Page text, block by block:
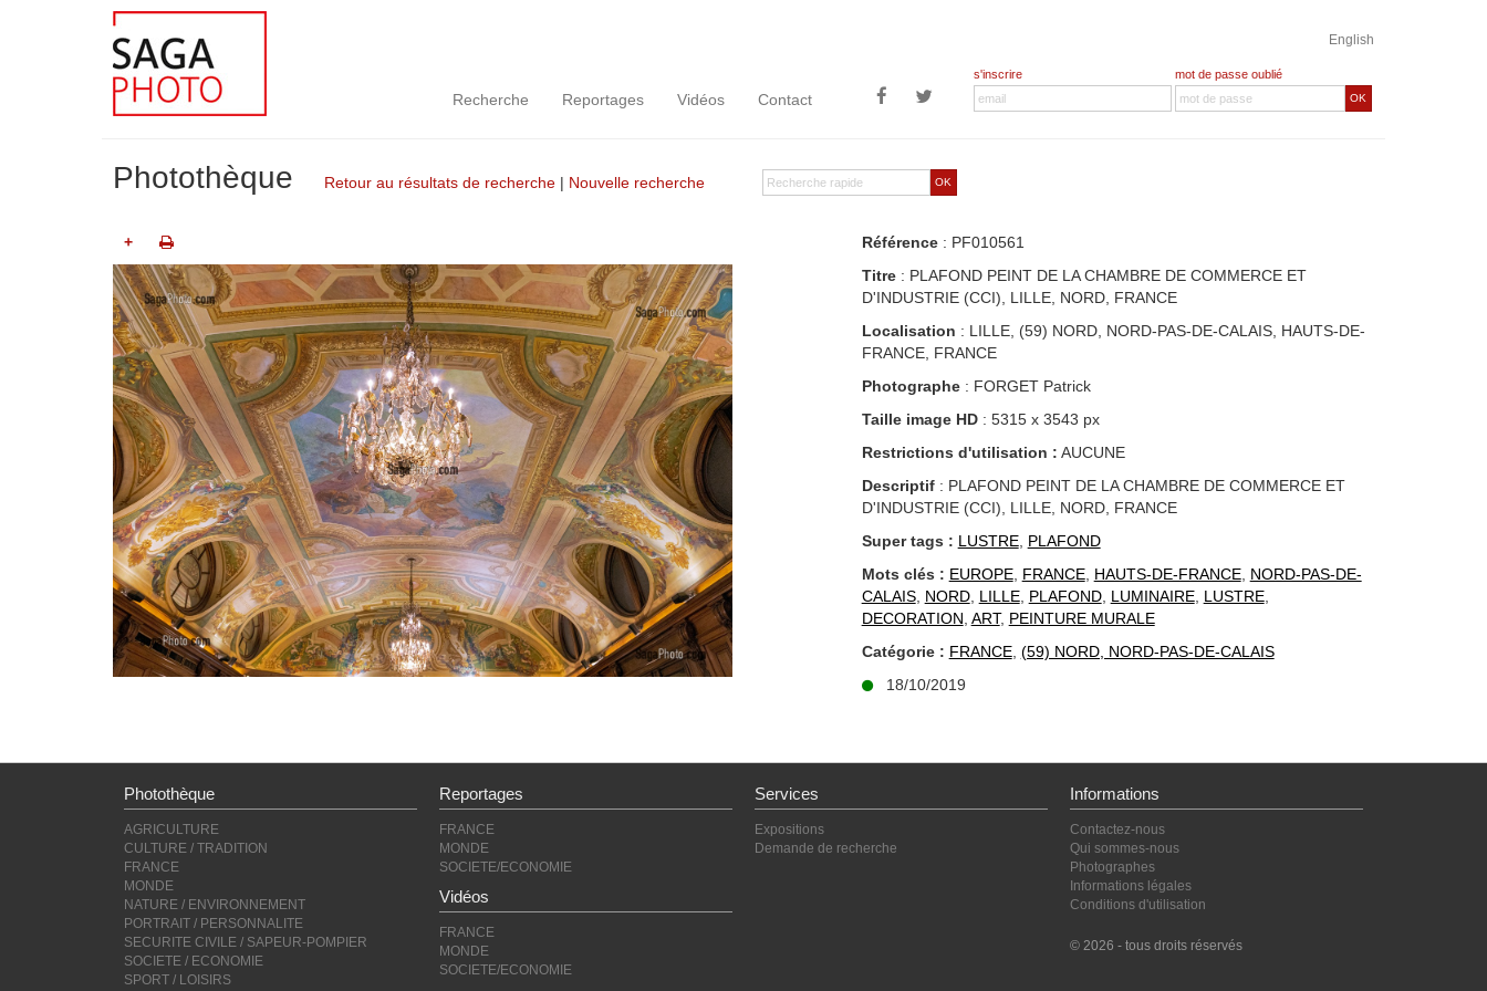
English
Recherche Reportages Vidéos Contact
s'inscrire mot de passe oublié
OK
OK
Photothèque Retour au résultats de recherche | Nouvelle recherche
+ Référence: PF010561
Titre: PLAFOND PEINT DE LA CHAMBRE DE COMMERCE ET
D'INDUSTRIE (CCI), LILLE, NORD, FRANCE
Localisation : LILLE, (59) NORD, NORD-PAS-DE-CALAIS, HAUTS-DE-
FRANCE, FRANCE
Photographe: FORGET Patrick
Taille image HD: 5315 x 3543 px
Restrictions d'utilisation : AUCUNE
Descriptif: PLAFOND PEINT DE LA CHAMBRE DE COMMERCE ET
D'INDUSTRIE (CCI), LILLE, NORD, FRANCE
Super tags : LUSTRE, PLAFOND
Mots clés : EUROPE, FRANCE, HAUTS-DE-FRANCE, NORD-PAS-DE-
CALAIS, NORD, LILLE, PLAFOND, LUMINAIRE, LUSTRE,
DECORATION ART, PEINTURE MURALE
Catégorie : FRANCE, (59) NORD, NORD-PAS-DE-CALAIS
18/10/2019
Photothèque
AGRICULTURE
CULTURE / TRADITION
FRANCE
MONDE
NATURE / ENVIRONNEMENT
PORTRAIT / PERSONNALITE
SECURITE CIVILE / SAPEUR-POMPIER
SOCIETE / ECONOMIE
SPORT / LOISIRS
Reportages
FRANCE
MONDE
SOCIETE/ECONOMIE
Vidéos
FRANCE
MONDE
SOCIETE/ECONOMIE
Services
Expositions
Demande de recherche
Informations
Contactez-nous
Qui sommes-nous
Photographes
Informations légales
Conditions d'utilisation
© 2026 - tous droits réservés